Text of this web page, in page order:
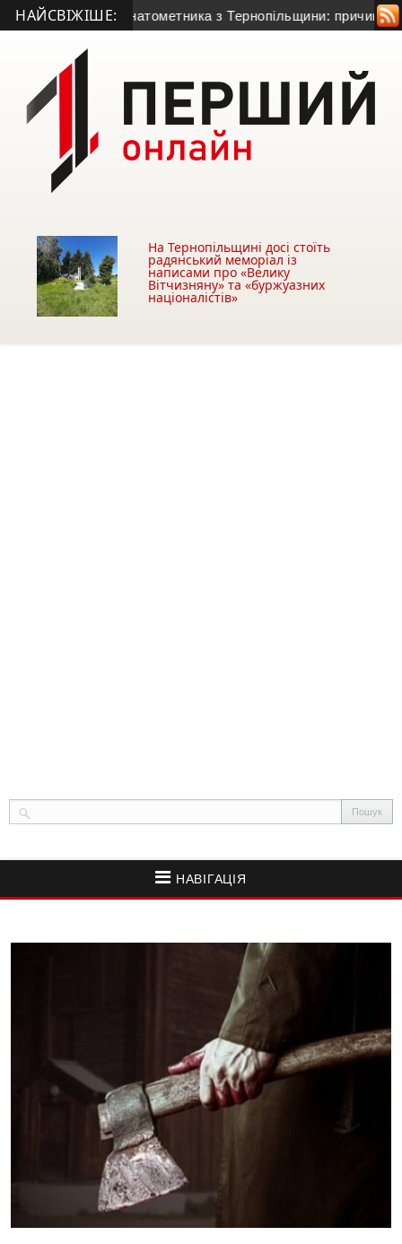
НАЙСВІЖІШЕ:
річного гранатометника з Тернопільщини: причина смерті
На Тернопільщині досі стоїть
радянський меморіал із
написами про «Велику
Вітчизняну» та «буржуазних
націоналістів»
НАВІГАЦІЯ